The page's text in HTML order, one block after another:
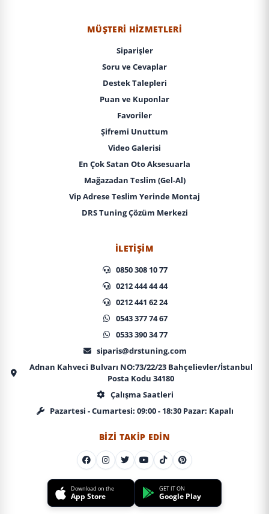
MÜŞTERI HIZMETLERI
Siparişler
Soru ve Cevaplar
Destek Talepleri
Puan ve Kuponlar
Favoriler
Şifremi Unuttum
Video Galerisi
En Çok Satan Oto Aksesuarla
Mağazadan Teslim (Gel-Al)
Vip Adrese Teslim Yerinde Montaj
DRS Tuning Çözüm Merkezi
İLETIŞIM
0850 308 10 77
0212 444 44 44
0212 441 62 24
0543 377 74 67
0533 390 34 77
siparis@drstuning.com
Adnan Kahveci Bulvarı NO:73/22/23 Bahçelievler/İstanbul
Posta Kodu 34180
Çalışma Saatleri
Pazartesi - Cumartesi: 09:00 - 18:30 Pazar: Kapalı
BIZI TAKIP EDIN
Download on the
App Store
GET IT ON
Google Play